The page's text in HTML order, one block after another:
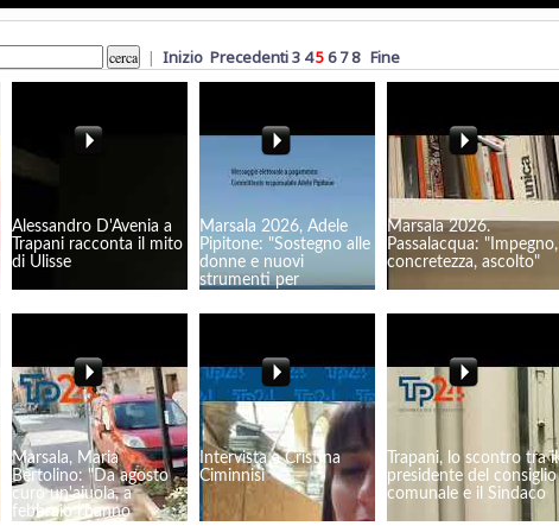
| Inizio Precedenti3 456 78 Fine
Alessandro D'Avenia a
Trapani racconta il mito
di Ulisse
Marsala 2026, Adele
Pipitone: "Sostegno alle
donne e nuovi
strumenti per
femminile"
Marsala 2026.
Passalacqua: "Impegno,
concretezza, ascolto"
Marsala, Maria
Bertolino: "Da agosto
curo un'aiuola, a
febbraio l'hanno
Intervista a Cristina
Ciminnisi
Trapani, lo scontro tra il
presidente del consiglio
comunale e il Sindaco